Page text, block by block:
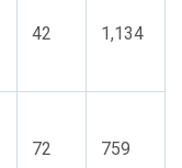
42 1,134
72 759